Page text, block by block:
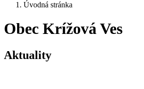
Úvodná stránka
Obec Krížová Ves
Aktuality